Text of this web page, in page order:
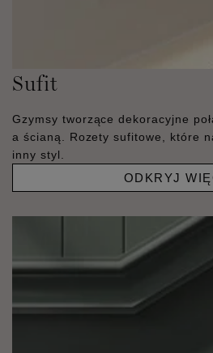
Sufit
Gzymsy tworzące dekoracyjne
a ścianą. Rozety sufitowe, które
inny styl.
ODKRYJ